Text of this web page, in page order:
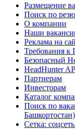
Размещение
Поиск по
О компании
Наши
Реклама на
Требования к
Безопасный
HeadHunter
Партнерам
Инвесторам
Каталог
Поиск по
Башкортостан)
Сетка: